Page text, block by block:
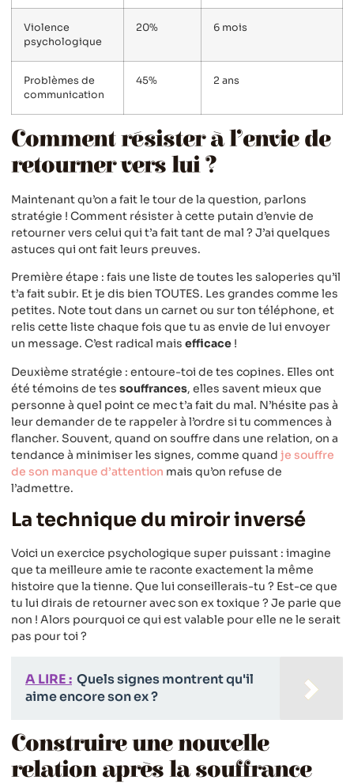
Violence
psychologique
20% 6 mois
Problèmes de
communication
45% 2 ans
Comment résister à l’envie de
retourner vers lui ?
Maintenant qu’on a fait le tour de la question, parlons
stratégie ! Comment résister à cette putain d’envie de
retourner vers celui qui t’a fait tant de mal ? J’ai quelques
astuces qui ont fait leurs preuves.
Première étape : fais une liste de toutes les saloperies qu’il
t’a fait subir. Et je dis bien TOUTES. Les grandes comme les
petites. Note tout dans un carnet ou sur ton téléphone, et
relis cette liste chaque fois que tu as envie de lui envoyer
un message. C’est radical mais efficace !
Deuxième stratégie : entoure-toi de tes copines. Elles ont
été témoins de tes souffrances, elles savent mieux que
personne à quel point ce mec t’a fait du mal. N’hésite pas à
leur demander de te rappeler à l’ordre si tu commences à
flancher. Souvent, quand on souffre dans une relation, on a
tendance à minimiser les signes, comme quand je souffre
de son manque d’attention mais qu’on refuse de
l’admettre.
La technique du miroir inversé
Voici un exercice psychologique super puissant : imagine
que ta meilleure amie te raconte exactement la même
histoire que la tienne. Que lui conseillerais-tu ? Est-ce que
tu lui dirais de retourner avec son ex toxique ? Je parie que
non ! Alors pourquoi ce qui est valable pour elle ne le serait
pas pour toi ?
A LIRE : Quels signes montrent qu'il
aime encore son ex ?
Construire une nouvelle
relation après la souffrance